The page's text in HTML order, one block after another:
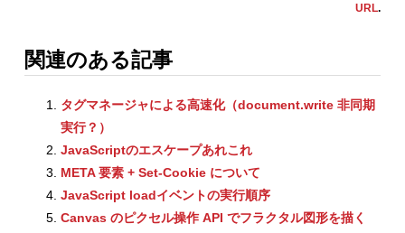
URL.
関連のある記事
タグマネージャによる高速化（document.write 非同期
実行？）
JavaScriptのエスケープあれこれ
META 要素 + Set-Cookie について
JavaScript loadイベントの実行順序
Canvas のピクセル操作 API でフラクタル図形を描く